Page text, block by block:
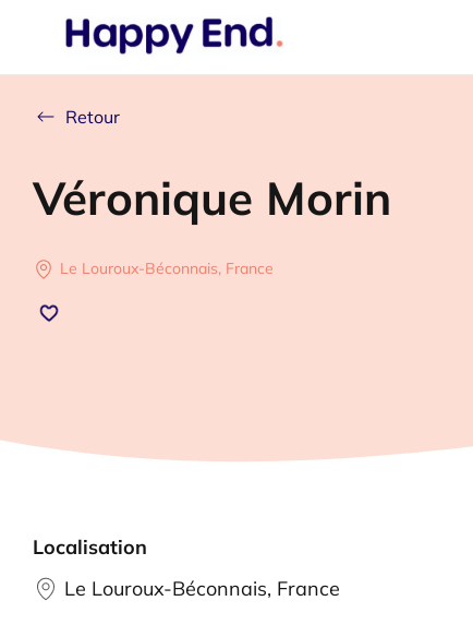
Retour
Véronique Morin
Le Louroux-Béconnais, France
Localisation
Le Louroux-Béconnais, France